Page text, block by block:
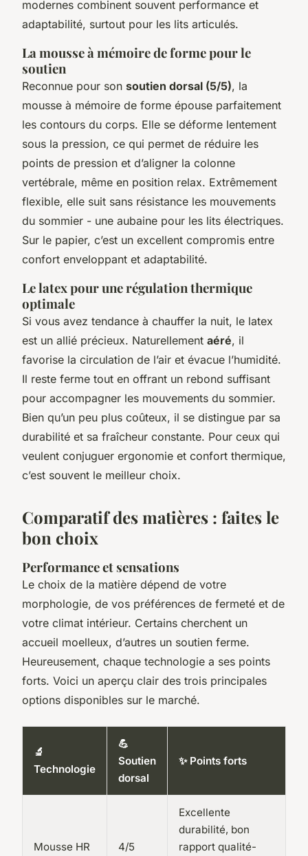
modernes combinent souvent performance et
adaptabilité, surtout pour les lits articulés.
La mousse à mémoire de forme pour le
soutien
Reconnue pour son soutien dorsal (5/5), la
mousse à mémoire de forme épouse parfaitement
les contours du corps. Elle se déforme lentement
sous la pression, ce qui permet de réduire les
points de pression et d’aligner la colonne
vertébrale, même en position relax. Extrêmement
flexible, elle suit sans résistance les mouvements
du sommier - une aubaine pour les lits électriques.
Sur le papier, c’est un excellent compromis entre
confort enveloppant et adaptabilité.
Le latex pour une régulation thermique
optimale
Si vous avez tendance à chauffer la nuit, le latex
est un allié précieux. Naturellement aéré, il
favorise la circulation de l’air et évacue l’humidité.
Il reste ferme tout en offrant un rebond suffisant
pour accompagner les mouvements du sommier.
Bien qu’un peu plus coûteux, il se distingue par sa
durabilité et sa fraîcheur constante. Pour ceux qui
veulent conjuguer ergonomie et confort thermique,
c’est souvent le meilleur choix.
Comparatif des matières : faites le
bon choix
Performance et sensations
Le choix de la matière dépend de votre
morphologie, de vos préférences de fermeté et de
votre climat intérieur. Certains cherchent un
accueil moelleux, d’autres un soutien ferme.
Heureusement, chaque technologie a ses points
forts. Voici un aperçu clair des trois principales
options disponibles sur le marché.
🔬
Technologie
💪
Soutien
dorsal
✨ Points forts
Mousse HR 4/5
Excellente
durabilité, bon
rapport qualité-